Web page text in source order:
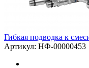
Гибкая подводка к
Артикул: НФ-00000453